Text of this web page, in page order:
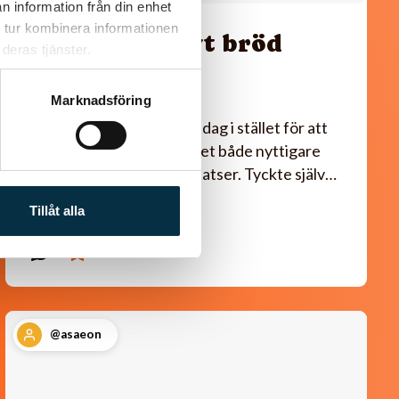
information från din enhet
kombinera informationen
tjänster.
Marknadsföring
Tillåt alla
Gott lite grovt bröd
utan jäst
Detta brödet gjorde jag i dag i stället för att
köpa, på detta sättet är det både nyttigare
och utan konstgjorda tillsatser. Tyckte själv…
@asaeon